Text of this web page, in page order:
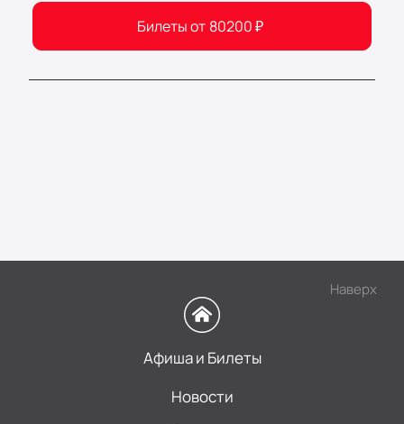
Билеты от 80200₽
Наверх
Афиша и Билеты
Новости